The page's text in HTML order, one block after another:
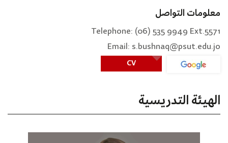
معلومات التواصل
Telephone: (06) 535 9949 Ext.5571
Email: s.bushnaq@psut.edu.jo
CV
الهيئة التدريسية